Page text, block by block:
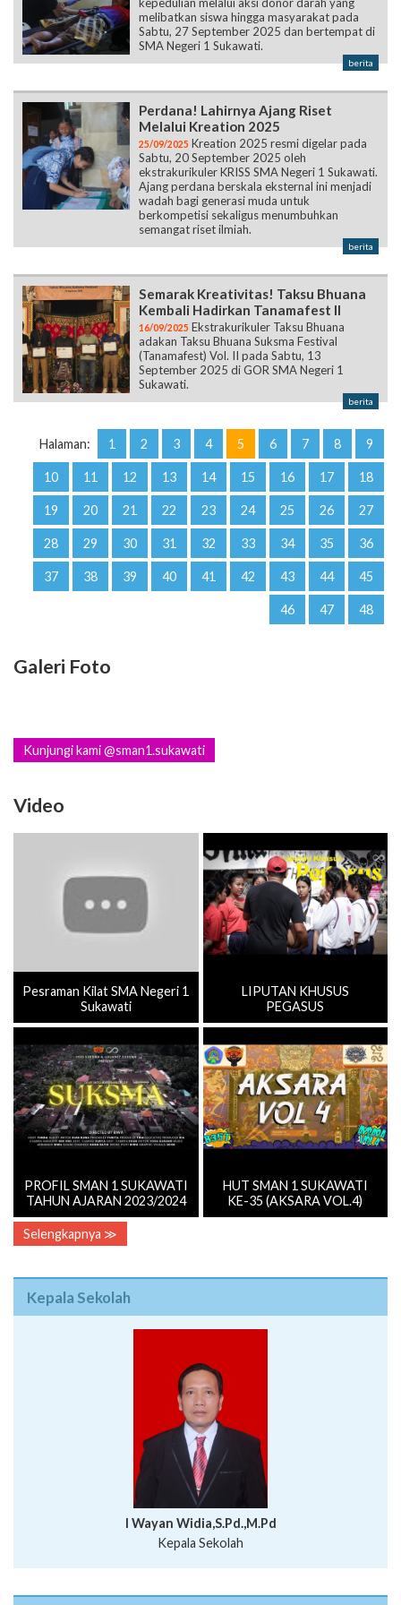
melibatkan siswa hingga masyarakat pada
Sabtu, 27 September 2025 dan bertempat di
SMA Negeri 1 Sukawati.
berita
Perdana! Lahirnya Ajang Riset
Melalui Kreation 2025
25/09/2025 Kreation 2025 resmi digelar pada
Sabtu, 20 September 2025 oleh
ekstrakurikuler KRISS SMA Negeri 1 Sukawati.
Ajang perdana berskala eksternal ini menjadi
wadah bagi generasi muda untuk
berkompetisi sekaligus menumbuhkan
semangat riset ilmiah.
berita
Semarak Kreativitas! Taksu Bhuana
Kembali Hadirkan Tanamafest II
16/09/2025 Ekstrakurikuler Taksu Bhuana
adakan Taksu Bhuana Suksma Festival
(Tanamafest) Vol. II pada Sabtu, 13
September 2025 di GOR SMA Negeri 1
Sukawati.
berita
Halaman: 1 2 3 4 5 6 7 8 9
10 11 12 13 14 15 16 17 18
19 20 21 22 23 24 25 26 27
28 29 30 31 32 33 34 35 36
37 38 39 40 41 42 43 44 45
46 47 48
Galeri Foto
Kunjungi kami @sman1.sukawati
Video
Pesraman Kilat SMA Negeri 1
Sukawati
LIPUTAN KHUSUS
PEGASUS
PROFIL SMAN 1 SUKAWATI
TAHUN AJARAN 2023/2024
HUT SMAN 1 SUKAWATI
KE-35 (AKSARA VOL.4)
Selengkapnya ≫
Kepala Sekolah
I Wayan Widia,S.Pd.,M.Pd
Kepala Sekolah